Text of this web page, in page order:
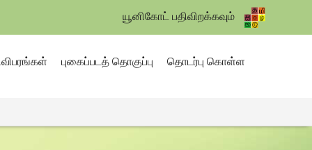
யூனிகோட் பதிவிறக்கவும்
புகைப்படத் தொகுப்பு தொடர்பு கொள்ள